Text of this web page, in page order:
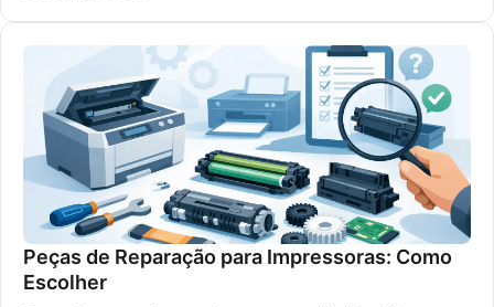
Peças de Reparação para Impressoras: Como
Escolher